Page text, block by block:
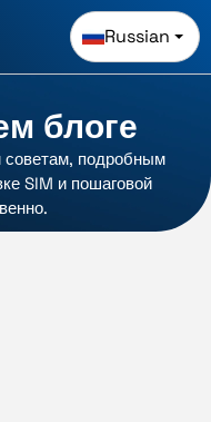
Russian
блоге
советам, подробным
SIM и пошаговой